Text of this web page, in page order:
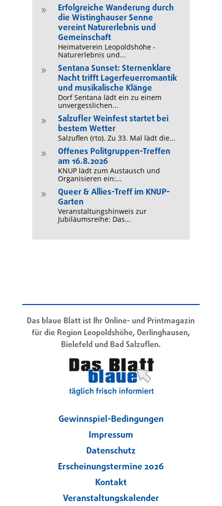
9
Erfolgreiche Wanderung durch
die Wistinghauser Senne
vereint Naturerlebnis und
Gemeinschaft
Heimatverein Leopoldshöhe -
Naturerlebnis und...
9
Sentana Sunset: Sternenklare
Nacht trifft Lagerfeuerromantik
und musikalische Klänge
Dorf Sentana lädt ein zu einem
unvergesslichen...
9
Salzufler Weinfest startet bei
bestem Wetter
Salzuflen (rto). Zu 33. Mal lädt die...
9
Offenes Politgruppen-Treffen
am 16.8.2026
KNUP lädt zum Austausch und
Organisieren ein:...
9
Queer & Allies-Treff im KNUP-
Garten
Veranstaltungshinweis zur
Jubiläumsreihe: Das...
Das blaue Blatt ist Ihr Online- und Printmagazin
für die Region Leopoldshöhe, Oerlinghausen,
Bielefeld und Bad Salzuflen.
Gewinnspiel-Bedingungen
Impressum
Datenschutz
Erscheinungstermine 2026
Kontakt
Veranstaltungskalender